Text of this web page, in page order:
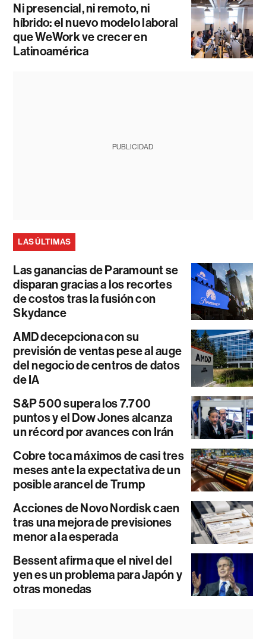
Ni presencial, ni remoto, ni
híbrido: el nuevo modelo laboral
que WeWork ve crecer en
Latinoamérica
PUBLICIDAD
LAS ÚLTIMAS
Las ganancias de Paramount se
disparan gracias a los recortes
de costos tras la fusión con
Skydance
AMD decepciona con su
previsión de ventas pese al auge
del negocio de centros de datos
de IA
S&P 500 supera los 7.700
puntos y el Dow Jones alcanza
un récord por avances con Irán
Cobre toca máximos de casi tres
meses ante la expectativa de un
posible arancel de Trump
Acciones de Novo Nordisk caen
tras una mejora de previsiones
menor a la esperada
Bessent afirma que el nivel del
yen es un problema para Japón y
otras monedas